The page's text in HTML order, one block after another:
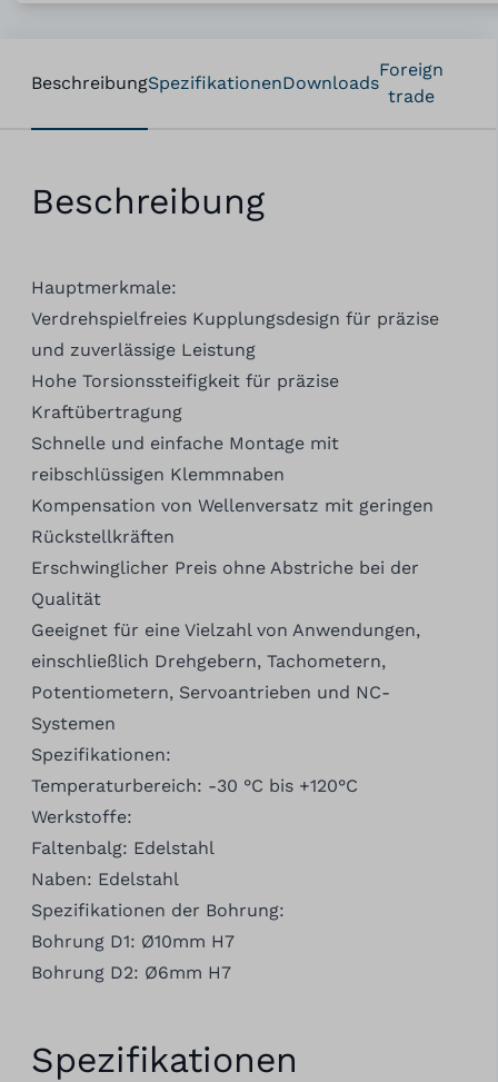
BeschreibungSpezifikationenDownloads
Foreign
trade
Beschreibung
Hauptmerkmale:
Verdrehspielfreies Kupplungsdesign für präzise
und zuverlässige Leistung
Hohe Torsionssteifigkeit für präzise
Kraftübertragung
Schnelle und einfache Montage mit
reibschlüssigen Klemmnaben
Kompensation von Wellenversatz mit geringen
Rückstellkräften
Erschwinglicher Preis ohne Abstriche bei der
Qualität
Geeignet für eine Vielzahl von Anwendungen,
einschließlich Drehgebern, Tachometern,
Potentiometern, Servoantrieben und NC-
Systemen
Spezifikationen:
Temperaturbereich: -30 °C bis +120°C
Werkstoffe:
Faltenbalg: Edelstahl
Naben: Edelstahl
Spezifikationen der Bohrung:
Bohrung D1: Ø10mm H7
Bohrung D2: Ø6mm H7
Spezifikationen